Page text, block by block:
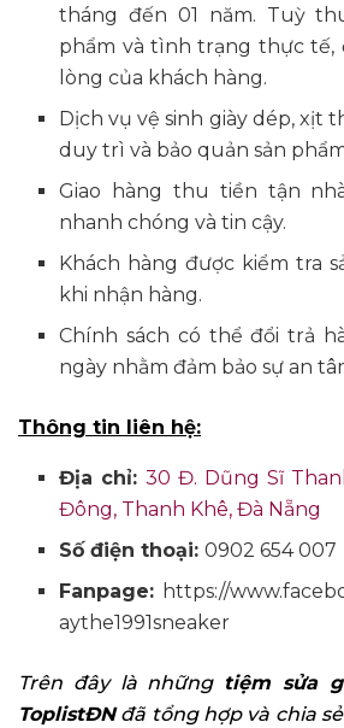
tháng đến 01 năm. Tuỳ
phẩm và tình trạng thực tế,
lòng của khách hàng.
Dịch vụ vệ sinh giày dép, xịt
duy trì và bảo quản sản
Giao hàng thu tiền tận
nhanh chóng và tin cậy.
Khách hàng được kiểm tra
khi nhận hàng.
Chính sách có thể đổi trả
ngày nhằm đảm bảo sự an
Thông tin liên hệ:
Địa chỉ:30 Đ. Dũng Sĩ
Đông, Thanh Khê, Đà Nẵng
Số điện thoại:0902 654 007
Fanpage: https://
aythe1991sneaker
Trên đây là những tiệm sửa
ToplistĐNđã tổng hợp và chia